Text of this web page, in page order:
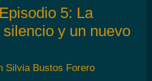
5: La
y un nuevo
Silvia Bustos Forero